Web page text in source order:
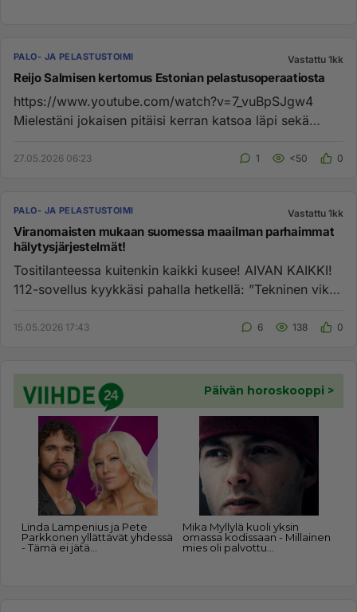
PALO- JA PELASTUSTOIMI Vastattu 1kk
Reijo Salmisen kertomus Estonian pelastusoperaatiosta
https://www.youtube.com/watch?v=7_vuBpSJgw4
Mielestäni jokaisen pitäisi kerran katsoa läpi sekä
27.05.2026 06:23 1 <50 0
PALO- JA PELASTUSTOIMI Vastattu 1kk
Viranomaisten mukaan suomessa maailman parhaimmat
hälytysjärjestelmät!
Tositilanteessa kuitenkin kaikki kusee! AIVAN KAIKKI!
112-sovellus kyykkäsi pahalla hetkellä: ”Tekninen vika”
15.05.2026 17:43 6 138 0